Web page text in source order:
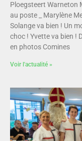
Ploegsteert Warneton
au poste _ Marylène
Solange va bien ! Un
choc ! Yvette va bien !
en photos Comines
Voir l'actualité »